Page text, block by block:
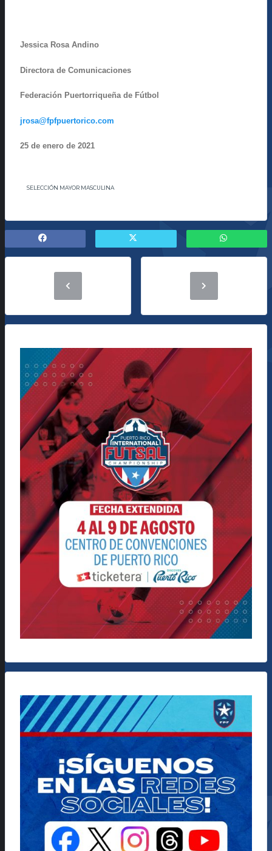
Jessica Rosa Andino
Directora de Comunicaciones
Federación Puertorriqueña de Fútbol
jrosa@fpfpuertorico.com
25 de enero de 2021
SELECCIÓN MAYOR MASCULINA